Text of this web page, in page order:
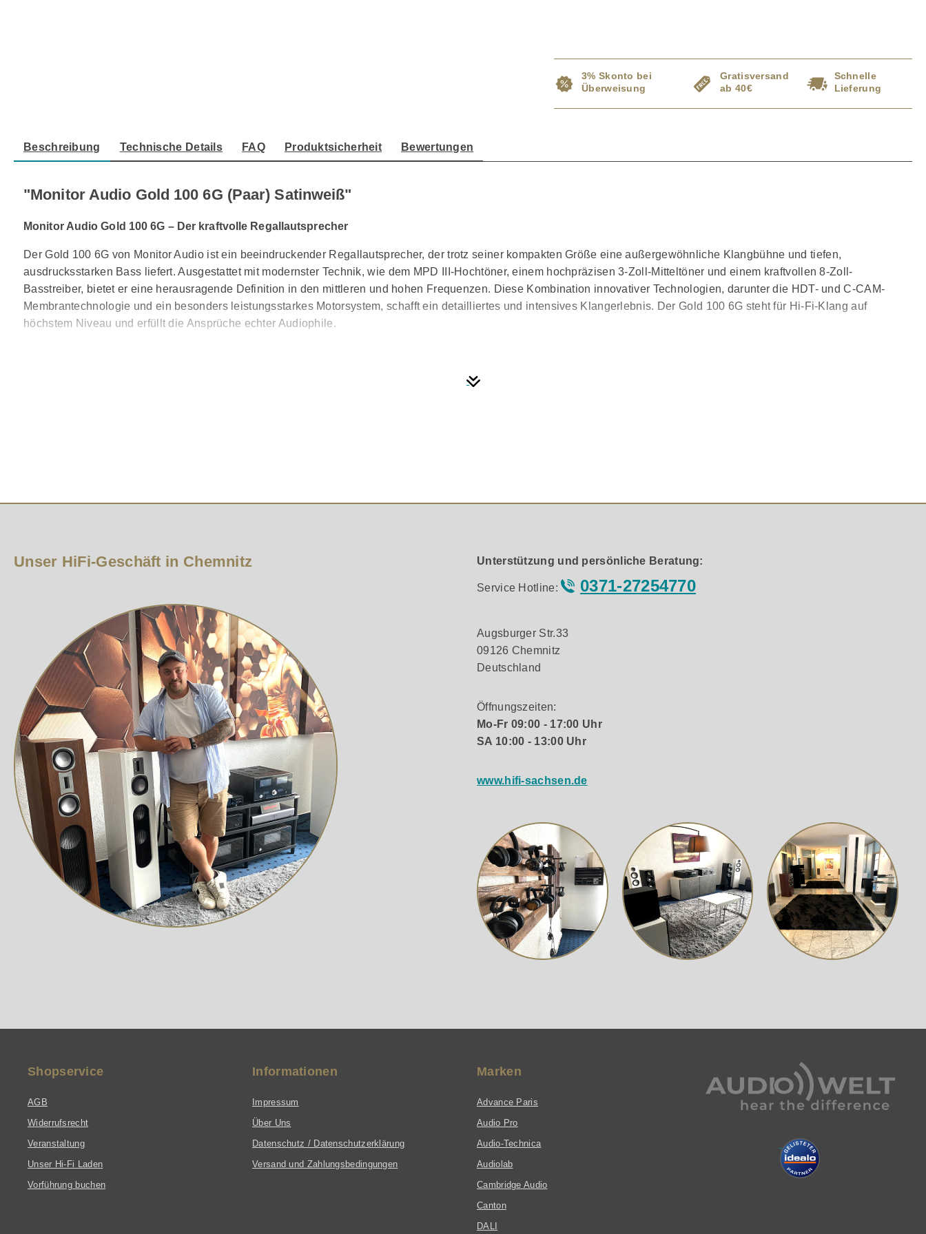
3% Skonto bei
Überweisung
Gratisversand
ab 40€
Schnelle
Lieferung
Beschreibung Technische Details FAQ Produktsicherheit Bewertungen
"Monitor Audio Gold 100 6G (Paar) Satinweiß"
Monitor Audio Gold 100 6G – Der kraftvolle Regallautsprecher
Der Gold 100 6G von Monitor Audio ist ein beeindruckender Regallautsprecher, der trotz seiner kompakten Größe eine außergewöhnliche Klangbühne und tiefen,
ausdrucksstarken Bass liefert. Ausgestattet mit modernster Technik, wie dem MPD III-Hochtöner, einem hochpräzisen 3-Zoll-Mitteltöner und einem kraftvollen 8-Zoll-
Basstreiber, bietet er eine herausragende Definition in den mittleren und hohen Frequenzen. Diese Kombination innovativer Technologien, darunter die HDT- und C-CAM-
Membrantechnologie und ein besonders leistungsstarkes Motorsystem, schafft ein detailliertes und intensives Klangerlebnis. Der Gold 100 6G steht für Hi-Fi-Klang auf
höchstem Niveau und erfüllt die Ansprüche echter Audiophile.
Der Gold 100 6G kombiniert fortschrittliche Audiotechnologie mit einem stilvollen, modernen Design. Seine exklusive Ausstattung sorgt für eine naturgetreue Klangwiedergabe,
Optimiertes Bassreflex-Gehäuse mit HiVe II-Port-Technologie für eine dynamische und präzise Basswiedergabe
Verfügbare Oberflächen: edles Makassar-Holzfurnier, stilvolles Hochglanzschwarz und elegantes Satinweiß
Inklusive individuell gefertigtem Magnetgitter, das die Treiber schützt und den Look abrundet
Hochentwickelte Treiber für ein außergewöhnliches Klangbild
Die Treiber derMonitor Audio Gold 100 6Gwurden speziell für eine akkurate und kraftvolle Klangwiedergabe entwickelt. Der MPD III-Hochtöner sorgt für kristallklare Höhen
und die C-CAM-Technologie im Mitteltöner und Basstreiber liefert eine klare, dynamische Mitteltonwiedergabe sowie tiefe, kräftige Bässe. So entsteht eine weitläufige,
realistische Klangbühne, die jede musikalische Nuance perfekt abbildet.
Präziser Bass dank HiVe II-Port-Technologie
Dank der innovativen HiVe II-Port-Technologie wird eine präzise und kraftvolle Basswiedergabe ermöglicht. Der speziell entwickelte Bassreflexkanal optimiert den Luftstrom,
was eine schnelle und kontrollierte Basswiedergabe begünstigt und Verzerrungen minimiert. Damit passt sich der Gold 100 6G optimal an verschiedene Raumumgebungen an
und sorgt für einen tiefen, detaillierten Bass, ohne die Klangqualität zu beeinträchtigen.
Elegantes Design und hochwertige Materialien
Der Gold 100 6G vereint elegantes Design mit modernen Oberflächen, die eine hochwertige Optik bieten und sich perfekt in jeden Wohnraum einfügen. Die
Oberflächenoptionen – von edlem Makassar-Holzfurnier bis hin zu Hochglanzschwarz und Satinweiß – verleihen ihm eine luxuriöse Ausstrahlung. Robuste Materialien und
eine sorgfältige Verarbeitung sorgen für eine langanhaltende, erstklassige Performance, die auch visuell überzeugt.
Perfekte Kombination aus Klang und Stil
Mit seinem modernen Design und den fortschrittlichen Technologien ist der Gold 100 6G nicht nur ein akustisches Highlight, sondern auch ein optischer Genuss. Die HiVe II-
Unser HiFi-Geschäft in Chemnitz Unterstützung und persönliche Beratung:
Service Hotline: 0371-27254770
Augsburger Str.33
09126 Chemnitz
Deutschland
Öffnungszeiten:
Mo-Fr 09:00 - 17:00 Uhr
SA 10:00 - 13:00 Uhr
www.hifi-sachsen.de
Shopservice
AGB
Widerrufsrecht
Veranstaltung
Unser Hi-Fi Laden
Vorführung buchen
Informationen
Impressum
Über Uns
Datenschutz / Datenschutzerklärung
Versand und Zahlungsbedingungen
Marken
Advance Paris
Audio Pro
Audio-Technica
Audiolab
Cambridge Audio
Canton
DALI